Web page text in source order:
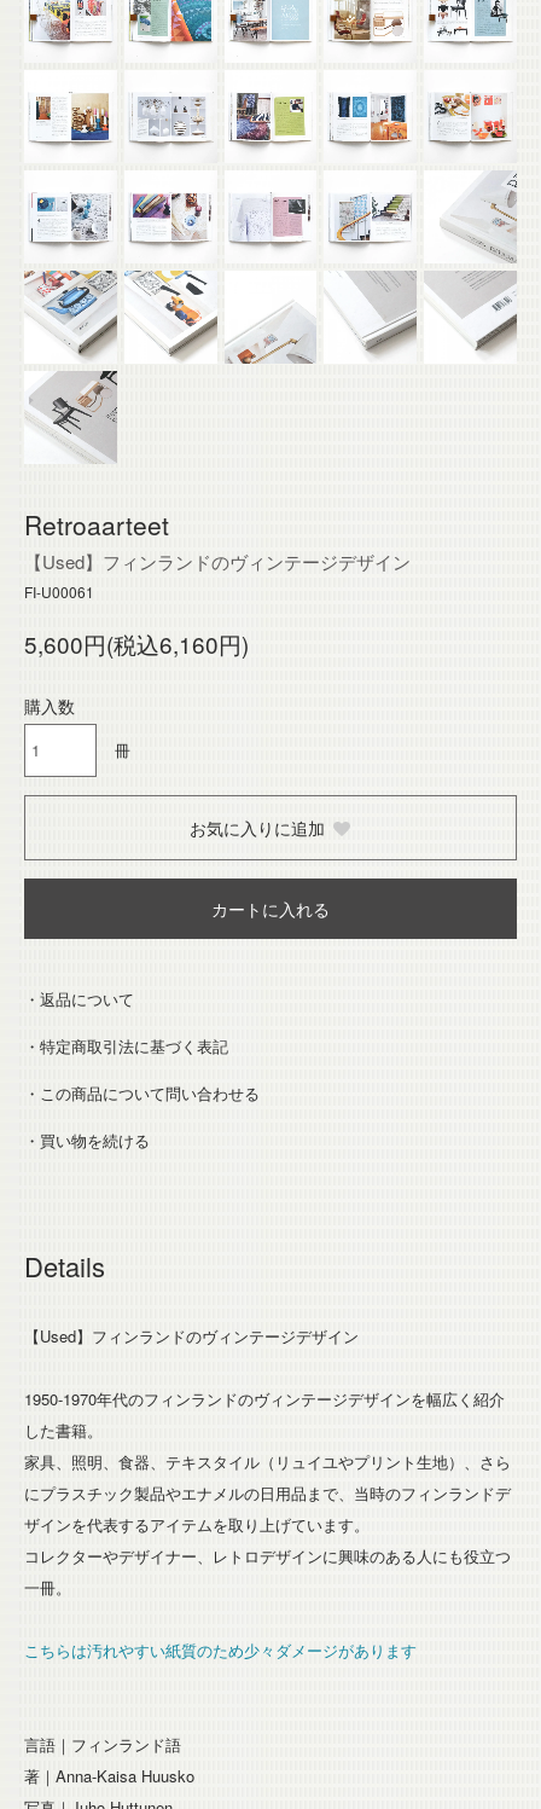
Retroaarteet
【Used】フィンランドのヴィンテージデザイン
FI-U00061
5,600円(税込6,160円)
購入数
冊
お気に入りに追加
カートに入れる
・返品について
・特定商取引法に基づく表記
・この商品について問い合わせる
・買い物を続ける
Details
【Used】フィンランドのヴィンテージデザイン
1950-1970年代のフィンランドのヴィンテージデザインを幅広く紹介
した書籍。
家具、照明、食器、テキスタイル（リュイユやプリント生地）、さら
にプラスチック製品やエナメルの日用品まで、当時のフィンランドデ
ザインを代表するアイテムを取り上げています。
コレクターやデザイナー、レトロデザインに興味のある人にも役立つ
一冊。
こちらは汚れやすい紙質のため少々ダメージがあります
言語｜フィンランド語
著｜Anna-Kaisa Huusko